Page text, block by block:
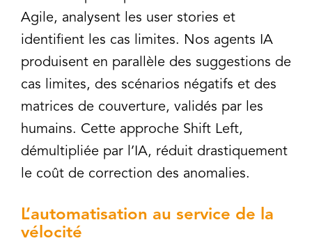
Agile, analysent les user stories et
identifient les cas limites. Nos agents IA
produisent en parallèle des suggestions de
cas limites, des scénarios négatifs et des
matrices de couverture, validés par les
humains. Cette approche Shift Left,
démultipliée par l’IA, réduit drastiquement
le coût de correction des anomalies.
L’automatisation au service de la
vélocité